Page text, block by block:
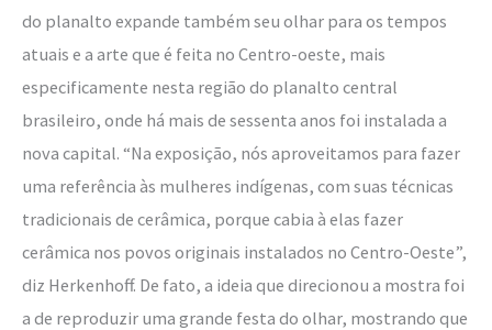
do planalto expande também seu olhar para os tempos
atuais e a arte que é feita no Centro-oeste, mais
especificamente nesta região do planalto central
brasileiro, onde há mais de sessenta anos foi instalada a
nova capital. “Na exposição, nós aproveitamos para fazer
uma referência às mulheres indígenas, com suas técnicas
tradicionais de cerâmica, porque cabia à elas fazer
cerâmica nos povos originais instalados no Centro-Oeste”,
diz Herkenhoff. De fato, a ideia que direcionou a mostra foi
a de reproduzir uma grande festa do olhar, mostrando que